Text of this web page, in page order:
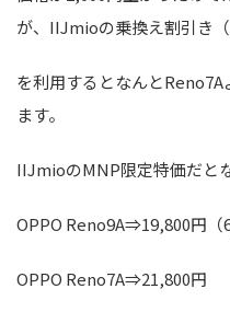
が、IIJmioの乗換え割引き（
を利用するとなんと
ます。
IIJmioのMNP限定特価だと
OPPO Reno9A⇒19,800円（
OPPO Reno7A⇒21,800円